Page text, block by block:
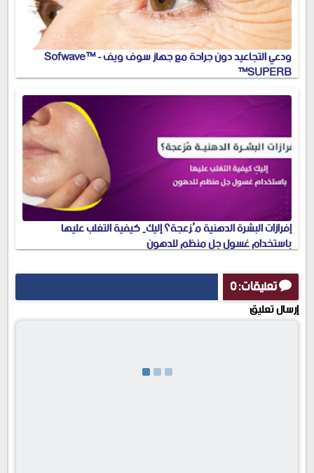
ودعي التجاعيد دون جراحة مع جهاز سوف ويف - Sofwave™
SUPERB™
إفرازات البشرة الدهنية مُزعجة؟ إليكِ كيفية التغلب عليها
باستخدام غسول جل منظم للدهون
تعليقات: 0
إرسال تعليق